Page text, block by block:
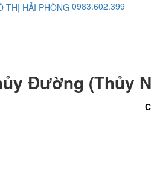
0983.602.399
Đường (Thủy